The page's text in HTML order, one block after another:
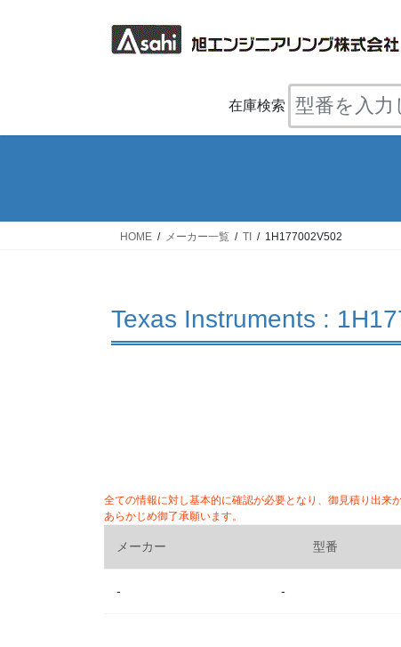
ス
ン
在庫検索
HOME メーカー一覧 TI 1H177002V502
Texas Instruments :
全ての情報に対し基本的に確認が必要となり、御見積り出来
あらかじめ御了承願います。
メーカー 型番
- -